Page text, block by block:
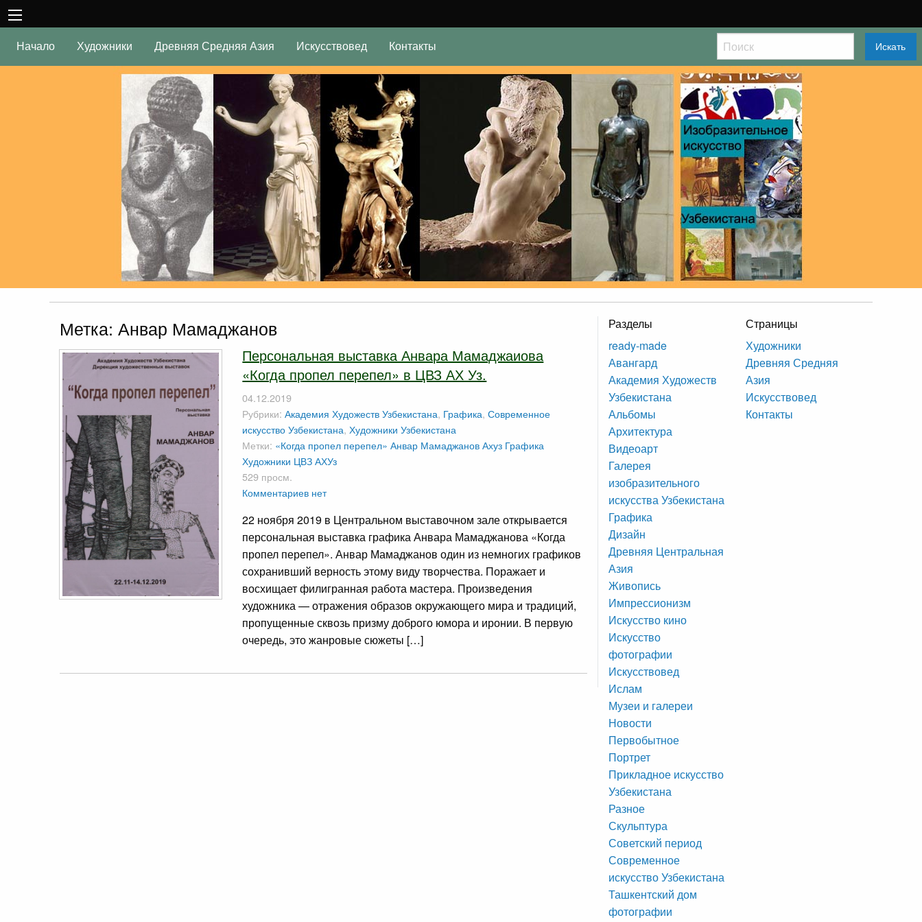
Начало Художники Древняя Средняя Азия Искусствовед Контакты Искать
Метка: Анвар Мамаджанов
Персональная выставка Анвара Мамаджаиова
«Когда пропел перепел» в ЦВЗ АХ Уз.
04.12.2019
Рубрики:Академия Художеств Узбекистана, Графика,Современное
искусство Узбекистана,Художники Узбекистана
Метки: «Когда пропел перепел» Анвар Мамаджанов Ахуз Графика
Художники ЦВЗ АХУз
529 просм.
Комментариев нет
22 ноября 2019 в Центральном выставочном зале открывается
персональная выставка графика Анвара Мамаджанова «Когда
пропел перепел». Анвар Мамаджанов один из немногих графиков
сохранивший верность этому виду творчества. Поражает и
восхищает филигранная работа мастера. Произведения
художника — отражения образов окружающего мира и традиций,
пропущенные сквозь призму доброго юмора и иронии. В первую
очередь, это жанровые сюжеты […]
Разделы
ready-made
Авангард
Академия Художеств
Узбекистана
Альбомы
Архитектура
Видеоарт
Галерея
изобразительного
искусства Узбекистана
Графика
Дизайн
Древняя Центральная
Азия
Живопись
Импрессионизм
Искусство кино
Искусство
фотографии
Искусствовед
Ислам
Музеи и галереи
Новости
Первобытное
Портрет
Прикладное искусство
Узбекистана
Разное
Скульптура
Советский период
Современное
искусство Узбекистана
Ташкентский дом
фотографии
Страницы
Художники
Древняя Средняя
Азия
Искусствовед
Контакты